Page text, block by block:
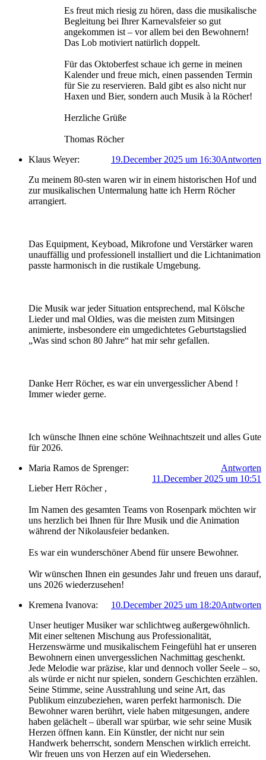
Es freut mich riesig zu hören, dass die musikalische
Begleitung bei Ihrer Karnevalsfeier so gut
angekommen ist – vor allem bei den Bewohnern!
Das Lob motiviert natürlich doppelt.
Für das Oktoberfest schaue ich gerne in meinen
Kalender und freue mich, einen passenden Termin
für Sie zu reservieren. Bald gibt es also nicht nur
Haxen und Bier, sondern auch Musik à la Röcher!
Herzliche Grüße
Thomas Röcher
Klaus Weyer:
Antworten
19.December 2025 um 16:30
Zu meinem 80-sten waren wir in einem historischen Hof und
zur musikalischen Untermalung hatte ich Herrn Röcher
arrangiert.
Das Equipment, Keyboad, Mikrofone und Verstärker waren
unauffällig und professionell installiert und die Lichtanimation
passte harmonisch in die rustikale Umgebung.
Die Musik war jeder Situation entsprechend, mal Kölsche
Lieder und mal Oldies, was die meisten zum Mitsingen
animierte, insbesondere ein umgedichtetes Geburtstagslied
„Was sind schon 80 Jahre“ hat mir sehr gefallen.
Danke Herr Röcher, es war ein unvergesslicher Abend !
Immer wieder gerne.
Ich wünsche Ihnen eine schöne Weihnachtszeit und alles Gute
für 2026.
Maria Ramos de Sprenger:
Antworten
11.December 2025 um 10:51
Lieber Herr Röcher ,
Im Namen des gesamten Teams von Rosenpark möchten wir
uns herzlich bei Ihnen für Ihre Musik und die Animation
während der Nikolausfeier bedanken.
Es war ein wunderschöner Abend für unsere Bewohner.
Wir wünschen Ihnen ein gesundes Jahr und freuen uns darauf,
uns 2026 wiederzusehen!
Kremena Ivanova:
Antworten
10.December 2025 um 18:20
Unser heutiger Musiker war schlichtweg außergewöhnlich.
Mit einer seltenen Mischung aus Professionalität,
Herzenswärme und musikalischem Feingefühl hat er unseren
Bewohnern einen unvergesslichen Nachmittag geschenkt.
Jede Melodie war präzise, klar und dennoch voller Seele – so,
als würde er nicht nur spielen, sondern Geschichten erzählen.
Seine Stimme, seine Ausstrahlung und seine Art, das
Publikum einzubeziehen, waren perfekt harmonisch. Die
Bewohner waren berührt, viele haben mitgesungen, andere
haben gelächelt – überall war spürbar, wie sehr seine Musik
Herzen öffnen kann. Ein Künstler, der nicht nur sein
Handwerk beherrscht, sondern Menschen wirklich erreicht.
Wir freuen uns von Herzen auf ein Wiedersehen.